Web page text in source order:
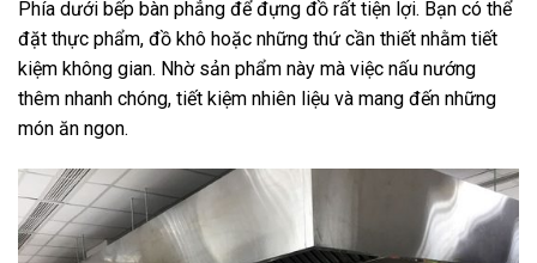
Phía dưới bếp bàn phẳng để đựng đồ rất tiện lợi. Bạn có thể
đặt thực phẩm, đồ khô hoặc những thứ cần thiết nhằm tiết
kiệm không gian. Nhờ sản phẩm này mà việc nấu nướng
thêm nhanh chóng, tiết kiệm nhiên liệu và mang đến những
món ăn ngon.